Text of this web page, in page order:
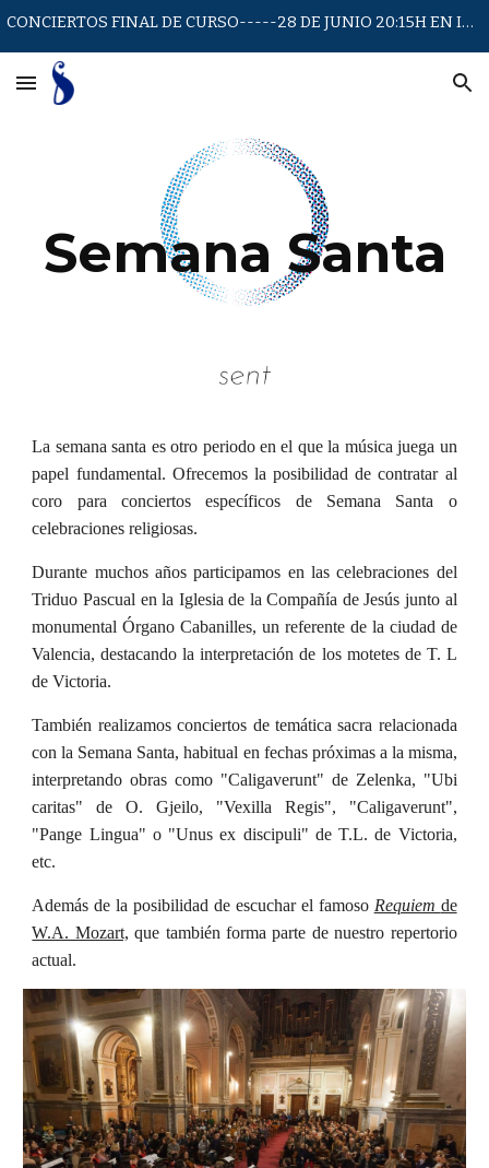
CONCIERTOS FINAL DE CURSO-----28 DE JUNIO 20:15H EN IGLESIA SAN JUAN DE LA CRUZ
Semana Santa
La semana santa es otro periodo en el que la música juega un
papel fundamental. Ofrecemos la posibilidad de contratar al
coro para conciertos específicos de Semana Santa o
celebraciones religiosas.
Durante muchos años participamos en las celebraciones del
Triduo Pascual en la Iglesia de la Compañía de Jesús junto al
monumental Órgano Cabanilles, un referente de la ciudad de
Valencia, destacando la interpretación de los motetes de T. L
de Victoria.
También realizamos conciertos de temática sacra relacionada
con la Semana Santa, habitual en fechas próximas a la misma,
interpretando obras como "Caligaverunt" de Zelenka, "Ubi
caritas" de O. Gjeilo, "Vexilla Regis", "Caligaverunt",
"Pange Lingua" o "Unus ex discipuli" de T.L. de Victoria,
etc.
Además de la posibilidad de escuchar el famoso Requiem de
W.A. Mozart, que también forma parte de nuestro repertorio
actual.